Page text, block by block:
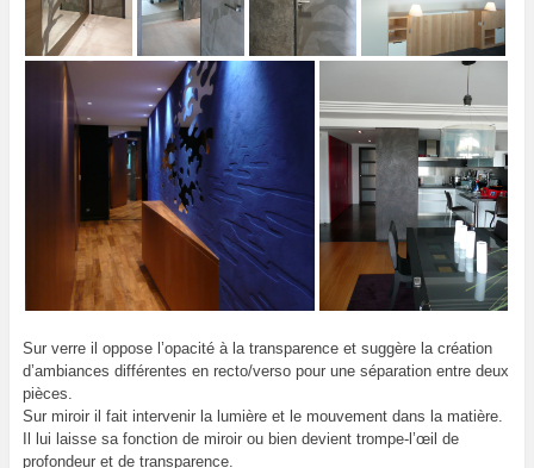
Sur verre il oppose l’opacité à la transparence et suggère la création
d’ambiances différentes en recto/verso pour une séparation entre deux
pièces.
Sur miroir il fait intervenir la lumière et le mouvement dans la matière.
Il lui laisse sa fonction de miroir ou bien devient trompe-l’œil de
profondeur et de transparence.